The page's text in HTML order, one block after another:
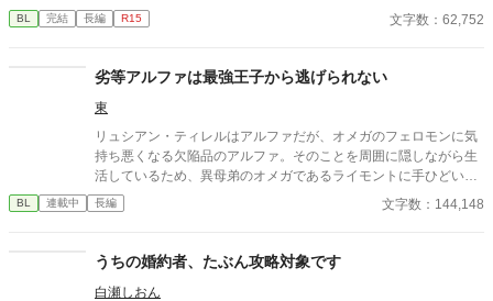
尽くす「死の竜帝」ヴァレリウスへの、身代わりの婚姻だった。
BL 完結 長編 R15 文字数：62,752
劣等アルファは最強王子から逃げられない
東
リュシアン・ティレルはアルファだが、オメガのフェロモンに気
持ち悪くなる欠陥品のアルファ。そのことを周囲に隠しながら生
活しているため、異母弟のオメガであるライモントに手ひどい態
度をとってしまい、世間からの評判は悪い。 ある日、気分の悪さ
に逃げ込んだ先で、ひとりの王子につかまる・・・という話で
BL 連載中 長編 文字数：144,148
うちの婚約者、たぶん攻略対象です
白瀬しおん